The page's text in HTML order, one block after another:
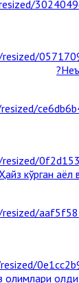
Ҳайз кўрган аёл
олимлари